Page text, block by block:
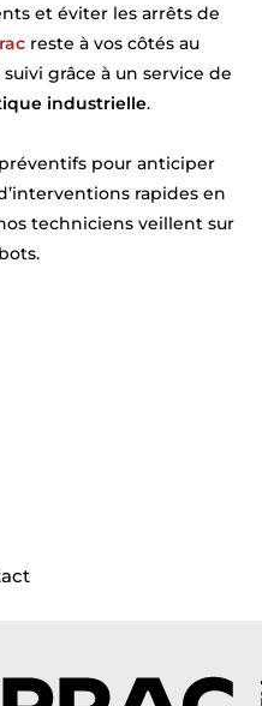
et éviter les arrêts de
reste à vos côtés au
grâce à un service de
industrielle.
préventifs pour anticiper
rapides en
techniciens veillent sur